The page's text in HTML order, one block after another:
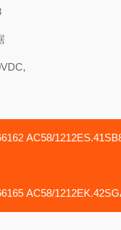
AC58/1212ES.41SB8Dynapar丹纳帕编
AC58/1212EK.42SGADynapar丹纳帕编